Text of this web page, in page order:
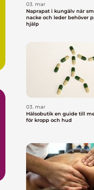
03. mar
Naprapat i kungälv när smärtan i rygg,
nacke och leder behöver
hjälp
03. mar
Hälsobutik en guide till medvetna val
för kropp och hud